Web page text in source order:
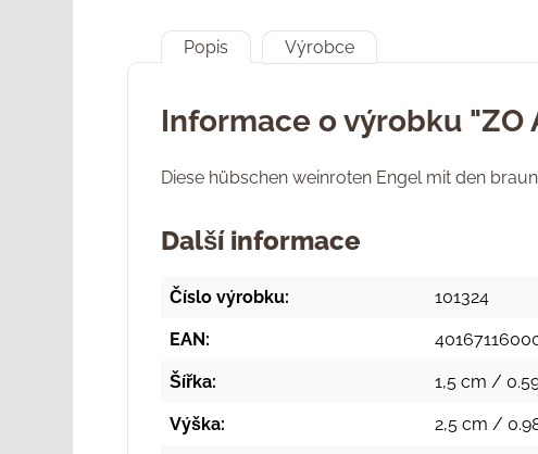
Popis Výrobce
Informace o výrobku "ZO
Diese hübschen weinroten Engel mit den
Další informace
Číslo výrobku: 101324
EAN:
Šířka: 1,5 cm /
Výška: 2,5 cm /